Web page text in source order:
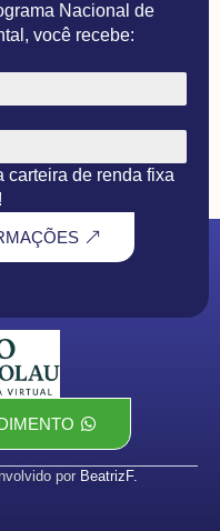
Nacional de
você recebe:
carteira de renda fixa
por BeatrizF.